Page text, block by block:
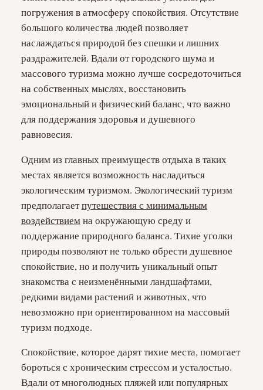
погружения в атмосферу спокойствия. Отсутствие
большого количества людей позволяет
наслаждаться природой без спешки и лишних
раздражителей. Вдали от городского шума и
массового туризма можно лучше сосредоточиться
на собственных мыслях, восстановить
эмоциональный и физический баланс, что важно
для поддержания здоровья и душевного
равновесия.
Одним из главных преимуществ отдыха в таких
местах является возможность насладиться
экологическим туризмом. Экологический туризм
предполагаетпутешествия с минимальным
воздействиемна окружающую среду и
поддержание природного баланса. Тихие уголки
природы позволяют не только обрести душевное
спокойствие, но и получить уникальный опыт
знакомства с неизменёнными ландшафтами,
редкими видами растений и животных, что
невозможно при ориентированном на массовый
туризм подходе.
Спокойствие, которое дарят тихие места, помогает
бороться с хроническим стрессом и усталостью.
Вдали от многолюдных пляжей или популярных